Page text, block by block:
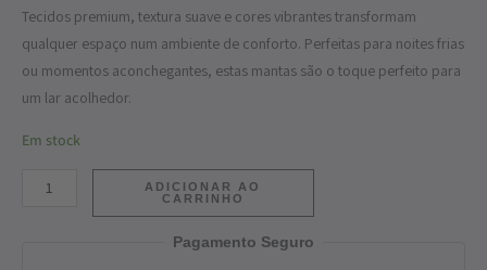
Tecidos premium, textura suave e cores vibrantes transformam
qualquer espaço num ambiente de conforto. Perfeitas para noites frias
ou momentos aconchegantes, estas mantas são o toque perfeito para
um lar acolhedor.
Em stock
ADICIONAR AO
CARRINHO
Pagamento Seguro